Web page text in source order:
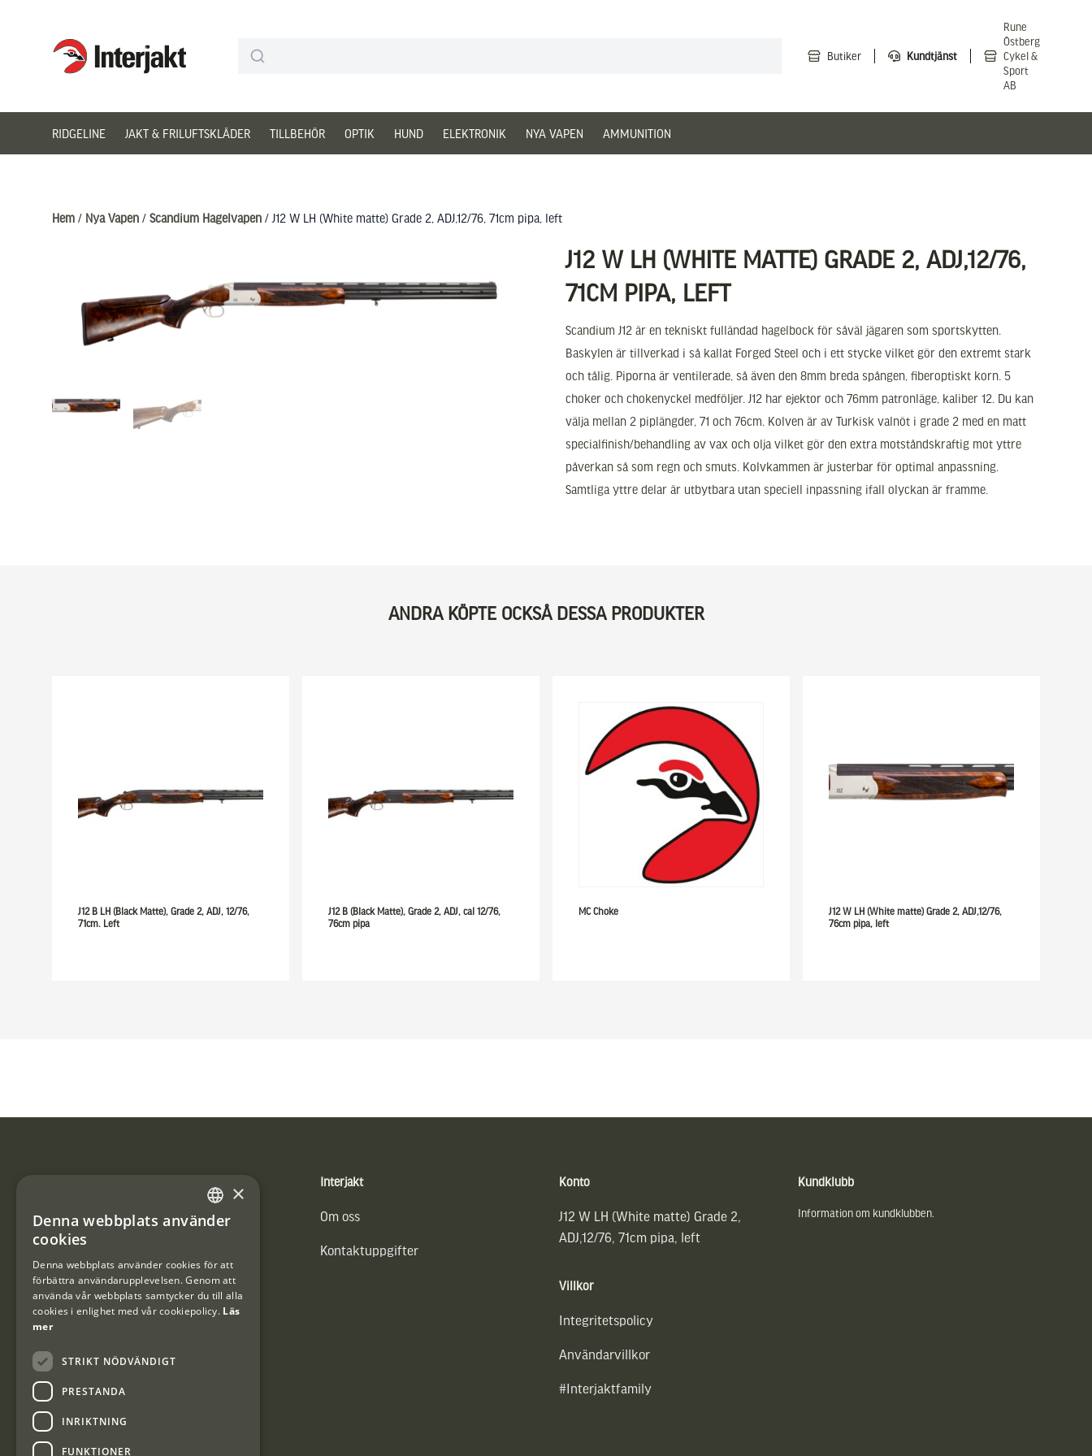
Interjakt SE
Butiker Kundtjänst
Rune
Östberg
Cykel &
Sport
AB
RIDGELINE JAKT & FRILUFTSKLÄDER TILLBEHÖR OPTIK HUND ELEKTRONIK NYA VAPEN AMMUNITION
Hem / Nya Vapen / Scandium Hagelvapen / J12 W LH (White matte) Grade 2, ADJ,12/76, 71cm pipa, left
J12 W LH (WHITE MATTE) GRADE 2, ADJ,12/76,
71CM PIPA, LEFT
Scandium J12 är en tekniskt fulländad hagelbock för såväl jägaren som sportskytten.
Baskylen är tillverkad i så kallat Forged Steel och i ett stycke vilket gör den extremt stark
och tålig. Piporna är ventilerade, så även den 8mm breda spången, fiberoptiskt korn. 5
choker och chokenyckel medföljer. J12 har ejektor och 76mm patronläge, kaliber 12. Du kan
välja mellan 2 piplängder, 71 och 76cm. Kolven är av Turkisk valnöt i grade 2 med en matt
specialfinish/behandling av vax och olja vilket gör den extra motståndskraftig mot yttre
påverkan så som regn och smuts. Kolvkammen är justerbar för optimal anpassning.
Samtliga yttre delar är utbytbara utan speciell inpassning ifall olyckan är framme.
ANDRA KÖPTE OCKSÅ DESSA PRODUKTER
J12 B LH (Black Matte), Grade 2, ADJ, 12/76,
71cm. Left
J12 B (Black Matte), Grade 2, ADJ, cal 12/76,
76cm pipa
MC Choke
J12 W LH (White matte) Grade 2, ADJ,12/76,
76cm pipa, left
Vännäs Friluftbyxa
Interjakt
Om oss
Kontaktuppgifter
Konto
J12 W LH (White matte) Grade 2,
ADJ,12/76, 71cm pipa, left
Villkor
Integritetspolicy
Användarvillkor
#Interjaktfamily
Kundklubb
Information om kundklubben.
SWEDISH
×
Denna webbplats använder
cookies
Denna webbplats använder cookies för att
förbättra användarupplevelsen. Genom att
använda vår webbplats samtycker du till alla
cookies i enlighet med vår cookiepolicy. Läs
mer
STRIKT NÖDVÄNDIGT
PRESTANDA
INRIKTNING
FUNKTIONER